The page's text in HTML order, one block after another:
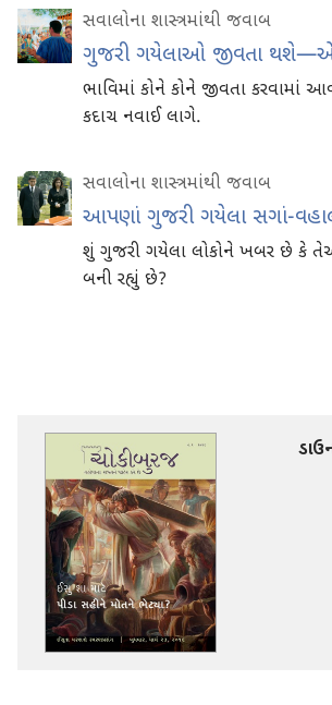
સવાલોના શાસ્ત્રમાંથી જવાબ
ગુજરી ગયેલાઓ જીવતા
ભાવિમાં કોને કોને જીવતા
કદાચ નવાઈ લાગે.
સવાલોના શાસ્ત્રમાંથી જવાબ
આપણાં ગુજરી ગયેલા સગાં-
શું ગુજરી ગયેલા લોકોને ખબર છે
બની રહ્યું છે?